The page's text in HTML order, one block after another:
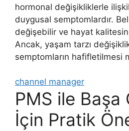
hormonal değişikliklerle
duygusal semptomlardır.
değişebilir ve hayat
Ancak, yaşam tarzı
semptomların hafifletilmesi
channel manager
PMS ile Başa
İçin Pratik